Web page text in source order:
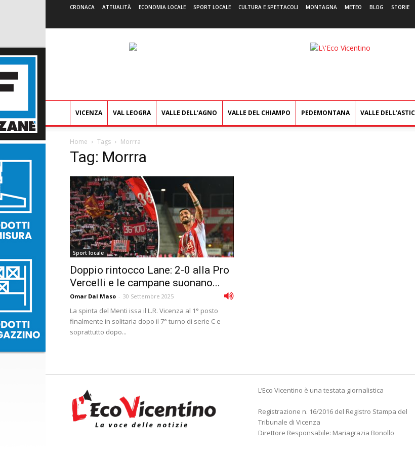
CRONACA ATTUALITÀ ECONOMIA LOCALE SPORT LOCALE CULTURA E SPETTACOLI MONTAGNA METEO BLOG STORIE
L'Eco
VICENZA VAL LEOGRA VALLE DELL’AGNO VALLE DEL CHIAMPO PEDEMONTANA VALLE
Home Tags Morrra
Tag: Morrra
Sport locale
Doppio rintocco Lane: 2-0 alla Pro
Vercelli e le campane suonano...
Omar Dal Maso - 30 Settembre 2025
La spinta del Menti issa il L.R. Vicenza al 1° posto
finalmente in solitaria dopo il 7° turno di serie C e
soprattutto dopo...
L’Eco Vicentino è una testata giornalistica
Registrazione n. 16/2016 del Registro Stampa del
Tribunale di Vicenza
Direttore Responsabile: Mariagrazia Bonollo